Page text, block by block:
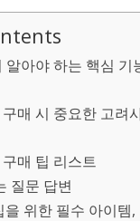
알아야 하는 핵심 기
매 시 중요한 고려
매 팁 리스트
질문 답변
을 위한 필수 아이템